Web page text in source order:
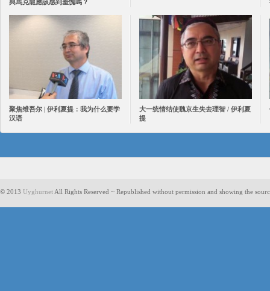
與馬克龍應該感到羞愧嗎？
聚焦维吾尔 | 伊利夏提：我为什么要学
汉语
大一统情结使魏京生失去理智 / 伊利夏
提
© 2013 Uyghurnet All Rights Reserved ~ Republished without permission and showing the